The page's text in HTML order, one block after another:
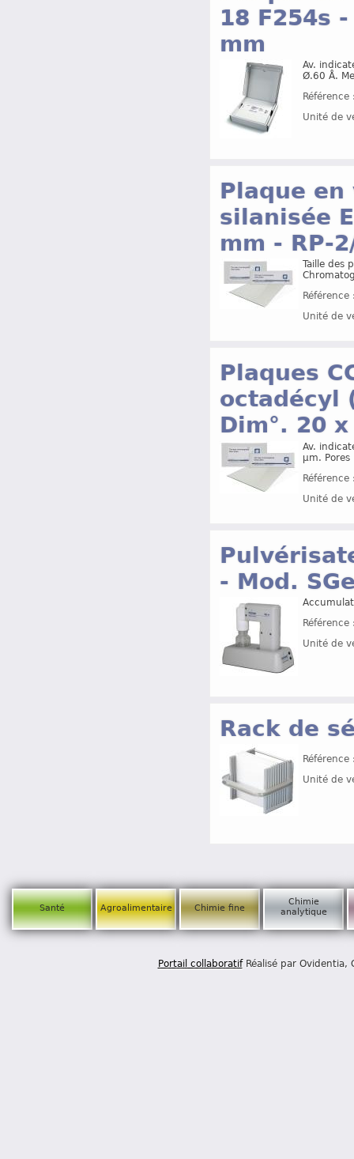
18 F254s
mm
Av.
Ø.60 Å.
Unité de
Plaque
silanisée
mm - RP-
Taille des
Unité de
Plaques
octadécyl
Dim°. 20
Av.
µm.
Unité de
- Mod.
Unité de
Rack de
Unité de
Santé Agroalimentaire Chimie fine
Chimie
analytique
Portail collaboratifRéalisé par Ovidentia,